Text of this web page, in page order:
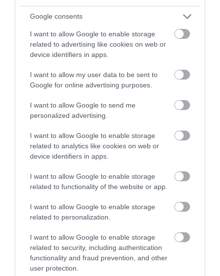
Google consents
I want to allow Google to enable storage
related to advertising like cookies on web or
device identifiers in apps.
I want to allow my user data to be sent to
Google for online advertising purposes.
I want to allow Google to send me
personalized advertising.
I want to allow Google to enable storage
related to analytics like cookies on web or
device identifiers in apps.
I want to allow Google to enable storage
related to functionality of the website or app.
I want to allow Google to enable storage
related to personalization.
I want to allow Google to enable storage
related to security, including authentication
functionality and fraud prevention, and other
user protection.
6 DOLOG, AMI AKKOR TÖRTÉNIK, HA NEM ISZOL ELEGENDŐ
12 TUTI TIPP A BEFŐTTESÜVEG FELHASZNÁLÁSÁRA
KIRÁNDULÁS A
PANNONHALMI
ARBORÉTUMBA
KIRÁNDULÁS PANNONHALMA
KÖRNYÉKÉN: TERMÉSZET,